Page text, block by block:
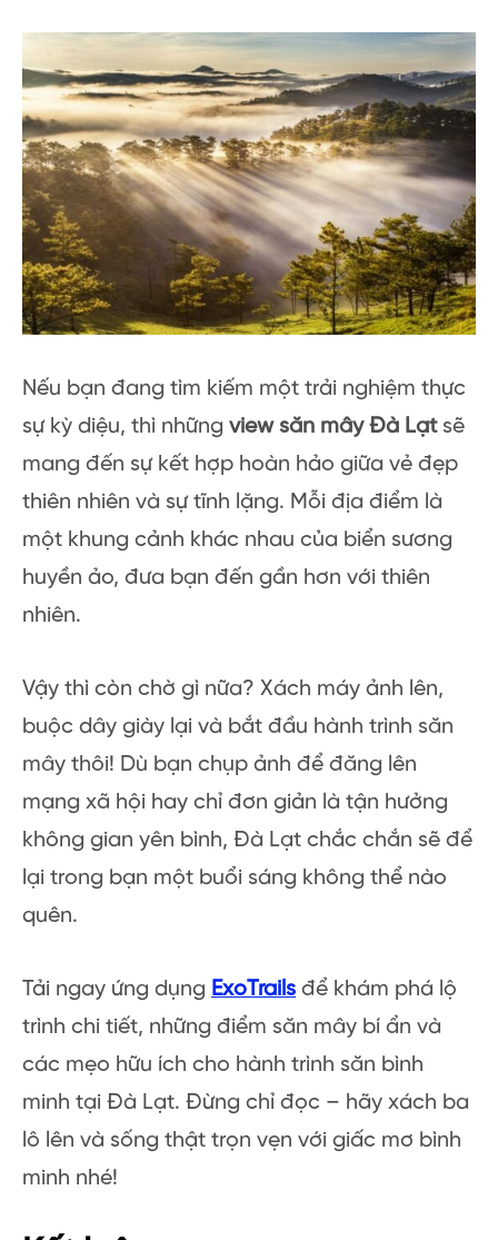
Nếu bạn đang tìm kiếm một trải nghiệm thực
sự kỳ diệu, thì những view săn mây Đà Lạtsẽ
mang đến sự kết hợp hoàn hảo giữa vẻ đẹp
thiên nhiên và sự tĩnh lặng. Mỗi địa điểm là
một khung cảnh khác nhau của biển sương
huyền ảo, đưa bạn đến gần hơn với thiên
nhiên.
Vậy thì còn chờ gì nữa? Xách máy ảnh lên,
buộc dây giày lại và bắt đầu hành trình săn
mây thôi! Dù bạn chụp ảnh để đăng lên
mạng xã hội hay chỉ đơn giản là tận hưởng
không gian yên bình, Đà Lạt chắc chắn sẽ để
lại trong bạn một buổi sáng không thể nào
quên.
Tải ngay ứng dụng ExoTrails để khám phá lộ
trình chi tiết, những điểm săn mây bí ẩn và
các mẹo hữu ích cho hành trình săn bình
minh tại Đà Lạt. Đừng chỉ đọc – hãy xách ba
lô lên và sống thật trọn vẹn với giấc mơ bình
minh nhé!